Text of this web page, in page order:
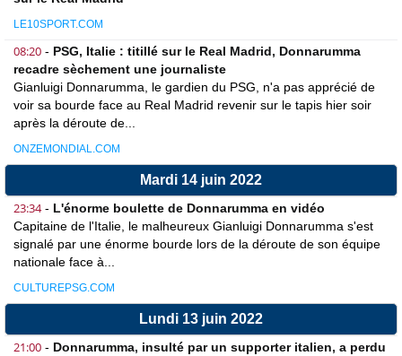
LE10SPORT.COM
08:20 - PSG, Italie : titillé sur le Real Madrid, Donnarumma
recadre sèchement une journaliste
Gianluigi Donnarumma, le gardien du PSG, n'a pas apprécié de
voir sa bourde face au Real Madrid revenir sur le tapis hier soir
après la déroute de...
ONZEMONDIAL.COM
Mardi 14 juin 2022
23:34- L'énorme boulette de Donnarumma en vidéo
Capitaine de l'Italie, le malheureux Gianluigi Donnarumma s'est
signalé par une énorme bourde lors de la déroute de son équipe
nationale face à...
CULTUREPSG.COM
Lundi 13 juin 2022
21:00 - Donnarumma, insulté par un supporter italien, a perdu